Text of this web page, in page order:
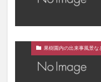
果樹園内の出来事風景な